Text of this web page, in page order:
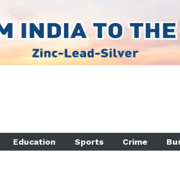
Education Sports Crime